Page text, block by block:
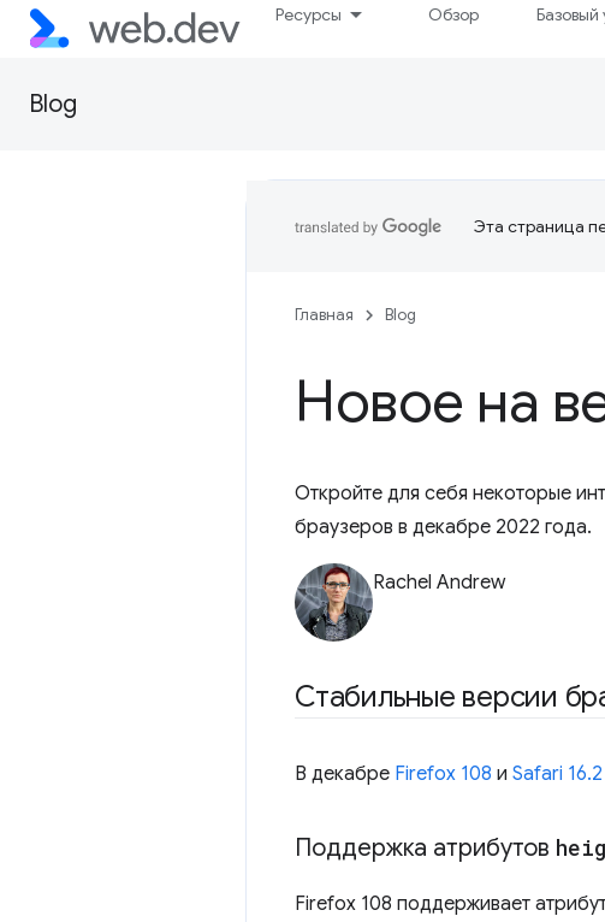
Ресурсы Обзор Базовый
Blog
Эта страница
Главная Blog
Новое на
Откройте для себя некоторые
браузеров в декабре 2022 года.
Rachel Andrew
Стабильные версии
В декабре Firefox 108 и Safari 16.2
Поддержка атрибутов
Firefox 108 поддерживает